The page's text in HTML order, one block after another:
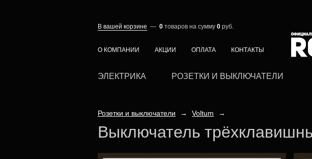
В вашей корзине — 0 товаров на сумму 0 руб.
О КОМПАНИИ АКЦИИ ОПЛАТА КОНТАКТЫ
ЭЛЕКТРИКА РОЗЕТКИ И ВЫКЛЮЧАТЕЛИ
Розетки и выключатели → Voltum →
Выключатель